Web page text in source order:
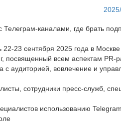
2025/
Телеграм-каналами, где брать
22-23 сентября 2025 года в
посвященный всем аспектам
с аудиторией, вовлечение и
сотрудники пресс-служб,
использованию